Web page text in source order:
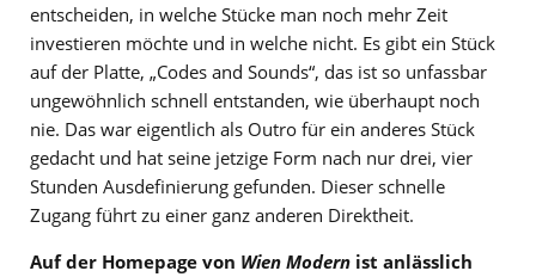
entscheiden, in welche Stücke man noch mehr Zeit
investieren möchte und in welche nicht. Es gibt ein Stück
auf der Platte, „Codes and Sounds“, das ist so unfassbar
ungewöhnlich schnell entstanden, wie überhaupt noch
nie. Das war eigentlich als Outro für ein anderes Stück
gedacht und hat seine jetzige Form nach nur drei, vier
Stunden Ausdefinierung gefunden. Dieser schnelle
Zugang führt zu einer ganz anderen Direktheit.
Auf der Homepage von Wien Modern ist anlässlich